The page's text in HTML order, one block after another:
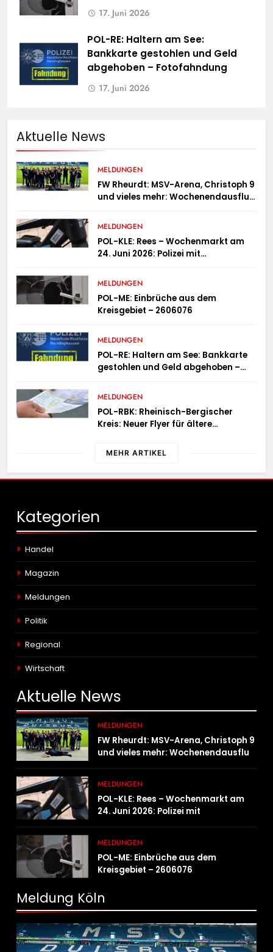
17. Juni 2026
POL-RE: Haltern am See:
Bankkarte gestohlen und Geld
abgehoben – Fotofahndung
17. Juni 2026
Aktuelle News
MELDUNGEN
FW Rheurdt: MSV-Arena, Christoph 9
und vieles mehr: Wochenendausflug
MELDUNGEN
POL-KLE: Rees – Wochenmarkt am
24. Juni 2026: Polizei mit
Fahrradcodierung möglich
MELDUNGEN
POL-ME: Einbrüche aus dem
Kreisgebiet – 2606076
MELDUNGEN
POL-RE: Haltern am See: Bankkarte
gestohlen und Geld abgehoben –
MELDUNGEN
POL-RBK: Rheinisch-Bergischer
Kreis: Neuer Flyer für ältere
MEHR ARTIKEL
Kategorien
Handel
Magazin
Meldungen
Politik
Regional
Wirtschaft
Aktuelle News
MELDUNGEN
FW Rheurdt: MSV-Arena, Christoph 9
und vieles mehr: Wochenendausflug
MELDUNGEN
POL-KLE: Rees – Wochenmarkt am
24. Juni 2026: Polizei mit
MELDUNGEN
POL-ME: Einbrüche aus dem
Kreisgebiet – 2606076
Meldung Köln